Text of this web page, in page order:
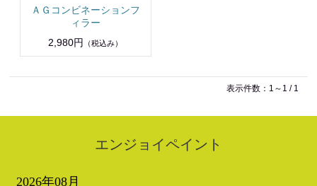
ＡＧコンビネーションフ
ィラー
2,980円
（税込み）
表示件数：1～1 / 1
エンジョイペイント
2026年08月